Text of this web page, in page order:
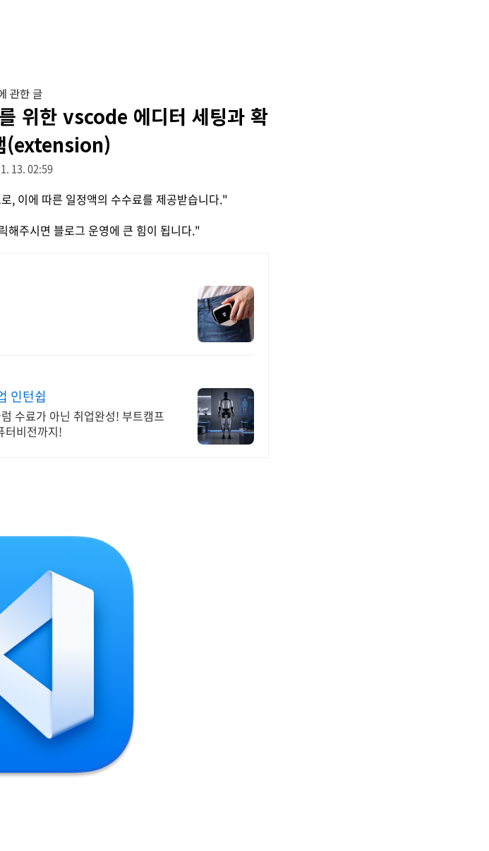
관한 글
위한 vscode 에디터 세팅과 확
(extension)
13. 02:59
, 이에 따른 일정액의 수수료를 제공받습니다."
해주시면 블로그 운영에 큰 힘이 됩니다."
인턴쉽
수료가 아닌 취업완성! 부트캠프
터비전까지!